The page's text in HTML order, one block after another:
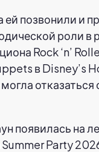
ей позвонили и
роли
Rock ‘n’
в Disney’s
отказаться
появилась на
Party